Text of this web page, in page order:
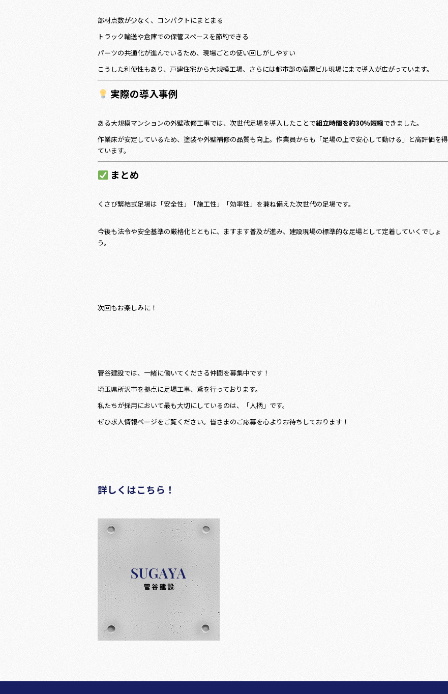
部材点数が少なく、コンパクトにまとまる
トラック輸送や倉庫での保管スペースを節約できる
パーツの共通化が進んでいるため、現場ごとの使い回しがしやすい
こうした利便性もあり、戸建住宅から大規模工場、さらには都市部の高層ビル現場にまで導入が広がっています。
実際の導入事例
ある大規模マンションの外壁改修工事では、次世代足場を導入したことで組立時間を約30％短縮できました。
作業床が安定しているため、塗装や外壁補修の品質も向上。作業員からも「足場の上で安心して動ける」と高評価を得
ています。
まとめ
くさび緊結式足場は「安全性」「施工性」「効率性」を兼ね備えた次世代の足場です。
今後も法令や安全基準の厳格化とともに、ますます普及が進み、建設現場の標準的な足場として定着していくでしょ
う。
次回もお楽しみに！
菅谷建設では、一緒に働いてくださる仲間を募集中です！
埼玉県所沢市を拠点に足場工事、鳶を行っております。
私たちが採用において最も大切にしているのは、「人柄」です。
ぜひ求人情報ページをご覧ください。皆さまのご応募を心よりお待ちしております！
詳しくはこちら！